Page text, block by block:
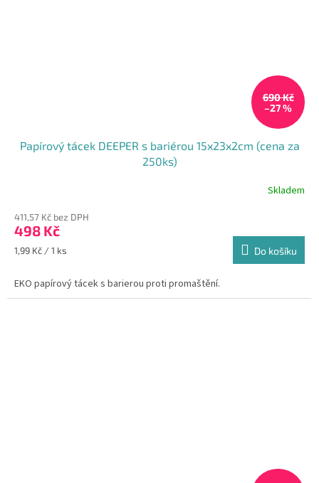
690 Kč
–27 %
Papírový tácek DEEPER s bariérou 15x23x2cm (cena za
250ks)
Skladem
411,57 Kč bez DPH
498 Kč
Měrná
1,99 Kč / 1 ks Do košíku
EKO papírový tácek s barierou proti promaštění.